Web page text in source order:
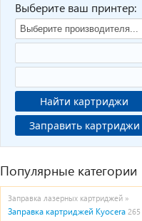
Выберите ваш принтер:
Найти картриджи
Заправить картриджи
Популярные категории
Заправка лазерных картриджей »
Заправка картриджей Kyocera 265